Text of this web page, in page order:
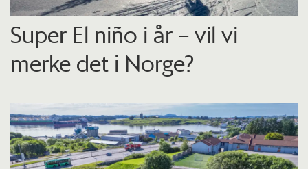
Super El niño i år – vil vi
merke det i Norge?